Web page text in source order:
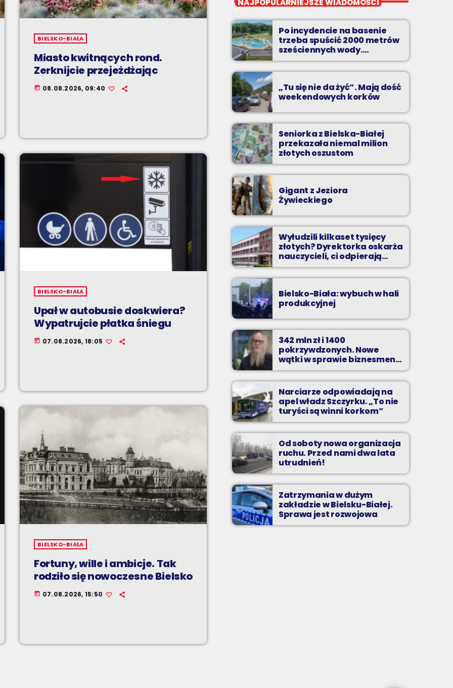
BIELSKO-BIAŁA
Miasto kwitnących rond.
Zerknijcie przejeżdżając
today 08.08.2026, 09:40
BIELSKO-BIAŁA
Upał w autobusie doskwiera?
Wypatrujcie płatka śniegu
today 07.08.2026, 18:05
BIELSKO-BIAŁA
Fortuny, wille i ambicje. Tak
rodziło się nowoczesne Bielsko
today 07.08.2026, 15:50
Podbeskidziu. A które są najpopularniejsze?
Możesz zdecydować sam!
Po incydencie na basenie
trzeba spuścić 2000 metrów
sześciennych wody.
„Ogromne koszty i ogromna
praca”
„Tu się nie da żyć”. Mają dość
weekendowych korków
Seniorka z Bielska-Białej
przekazała niemal milion
złotych oszustom
Gigant z Jeziora
Żywieckiego
Wyłudzili kilkaset tysięcy
złotych? Dyrektorka oskarża
nauczycieli, ci odpierają
zarzuty
Bielsko-Biała: wybuch w hali
produkcyjnej
342 mln zł i 1400
pokrzywdzonych. Nowe
wątki w sprawie biznesmena
z Bielska-Białej
Narciarze odpowiadają na
apel władz Szczyrku. „To nie
turyści są winni korkom”
Od soboty nowa organizacja
ruchu. Przed nami dwa lata
utrudnień!
Zatrzymania w dużym
zakładzie w Bielsku-Białej.
Sprawa jest rozwojowa